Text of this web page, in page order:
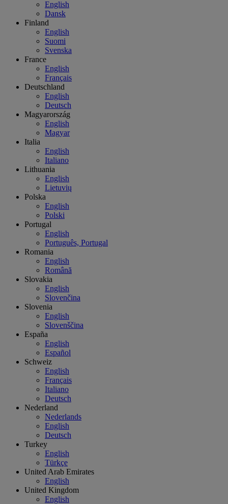
English
Dansk
Finland
English
Suomi
Svenska
France
English
Français
Deutschland
English
Deutsch
Magyarország
English
Magyar
Italia
English
Italiano
Lithuania
English
Lietuvių
Polska
English
Polski
Portugal
English
Português, Portugal
Romania
English
Română
Slovakia
English
Slovenčina
Slovenia
English
Slovenščina
España
English
Español
Schweiz
English
Français
Italiano
Deutsch
Nederland
Nederlands
English
Deutsch
Turkey
English
Türkçe
United Arab Emirates
English
United Kingdom
English